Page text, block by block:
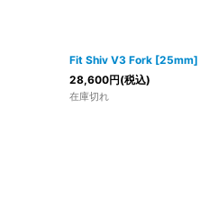
Fit Shiv V3 Fork [25mm]
28,600円(税込)
在庫切れ